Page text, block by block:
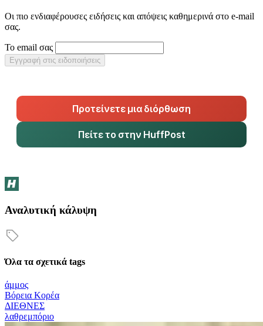
Οι πιο ενδιαφέρουσες ειδήσεις και απόψεις καθημερινά στο e-mail
σας.
Το email σας
Εγγραφή στις ειδοποιήσεις
Προτείνετε μια διόρθωση
Πείτε το στην HuffPost
Αναλυτική κάλυψη
Όλα τα σχετικά tags
άμμος
Βόρεια Κορέα
ΔΙΕΘΝΕΣ
λαθρεμπόριο